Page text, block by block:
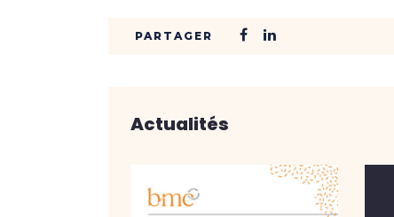
Actualités